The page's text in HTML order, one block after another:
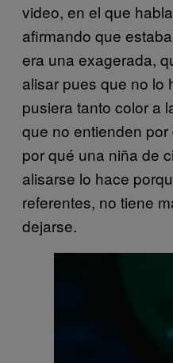
video, en el que
afirmando que
era una exagerada,
alisar pues que no lo
pusiera tanto color a
que no entienden
por qué una niña de
alisarse lo hace
referentes, no tiene
dejarse.